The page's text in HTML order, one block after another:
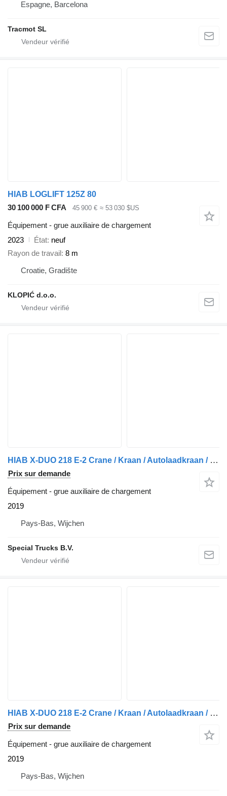
Espagne, Barcelona
Tracmot SL
HIAB LOGLIFT 125Z 80
30 100 000 F CFA
45 900 € ≈ 53 030 $US
Équipement - grue auxiliaire de chargement
2023
État neuf
Rayon de travail 8 m
Croatie, Gradište
KLOPIĆ d.o.o.
HIAB X-DUO 218 E-2 Crane / Kraan / Autolaadkraan / Ladekrane / Kran /
Prix sur demande
Équipement - grue auxiliaire de chargement
2019
Pays-Bas, Wijchen
Special Trucks B.V.
HIAB X-DUO 218 E-2 Crane / Kraan / Autolaadkraan / Ladekrane / Kran /
Prix sur demande
Équipement - grue auxiliaire de chargement
2019
Pays-Bas, Wijchen